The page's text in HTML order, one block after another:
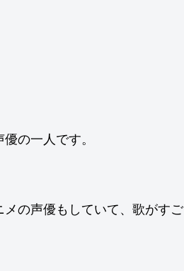
の一人です。
の声優もしていて、歌がすご